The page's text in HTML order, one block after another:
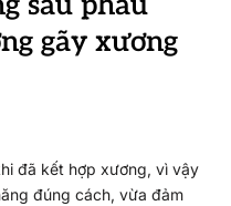
gãy xương
đã kết hợp xương, vì vậy
đúng cách, vừa đảm